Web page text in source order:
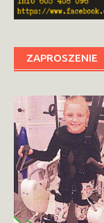
ZAPROSZENIE